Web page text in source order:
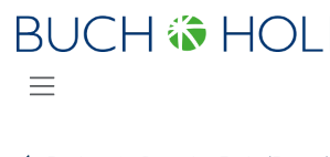
Gå til indhold